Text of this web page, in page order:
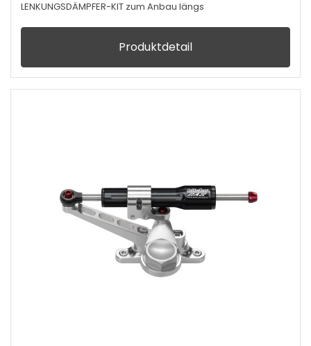
LENKUNGSDÄMPFER-KIT zum Anbau längs
Produktdetail